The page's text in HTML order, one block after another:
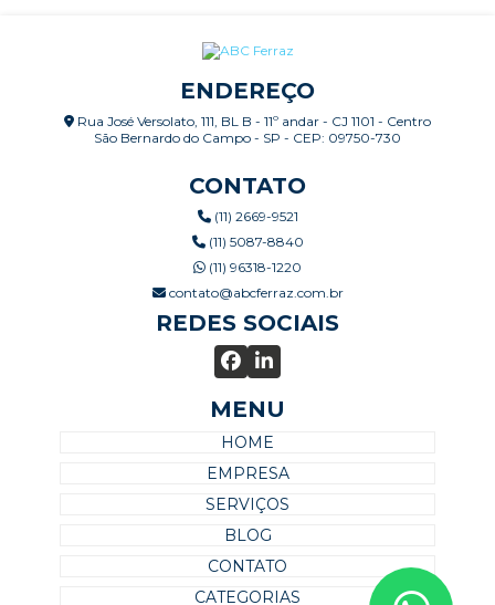
ENDEREÇO
Rua José Versolato, 111, BL B - 11º andar - CJ 1101 - Centro
São Bernardo do Campo - SP - CEP: 09750-730
CONTATO
(11) 2669-9521
(11) 5087-8840
(11) 96318-1220
contato@abcferraz.com.br
REDES SOCIAIS
MENU
HOME
EMPRESA
SERVIÇOS
BLOG
CONTATO
CATEGORIAS